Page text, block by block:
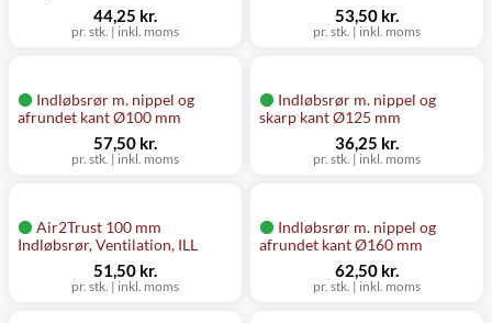
pr. stk. | inkl. moms
44,25 kr.
pr. stk. | inkl. moms
53,50 kr.
Indløbsrør m. nippel og
afrundet kant Ø100 mm
pr. stk. | inkl. moms
57,50 kr.
Indløbsrør m. nippel og
skarp kant Ø125 mm
pr. stk. | inkl. moms
36,25 kr.
Air2Trust 100 mm
Indløbsrør, Ventilation, ILL
pr. stk. | inkl. moms
51,50 kr.
Indløbsrør m. nippel og
afrundet kant Ø160 mm
pr. stk. | inkl. moms
62,50 kr.